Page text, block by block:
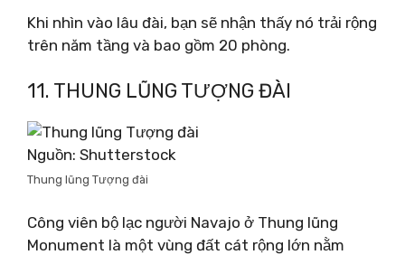
Khi nhìn vào lâu đài, bạn sẽ nhận thấy nó trải rộng
trên năm tầng và bao gồm 20 phòng.
11. THUNG LŨNG TƯỢNG ĐÀI
Nguồn: Shutterstock
Thung lũng Tượng đài
Công viên bộ lạc người Navajo ở Thung lũng
Monument là một vùng đất cát rộng lớn nằm